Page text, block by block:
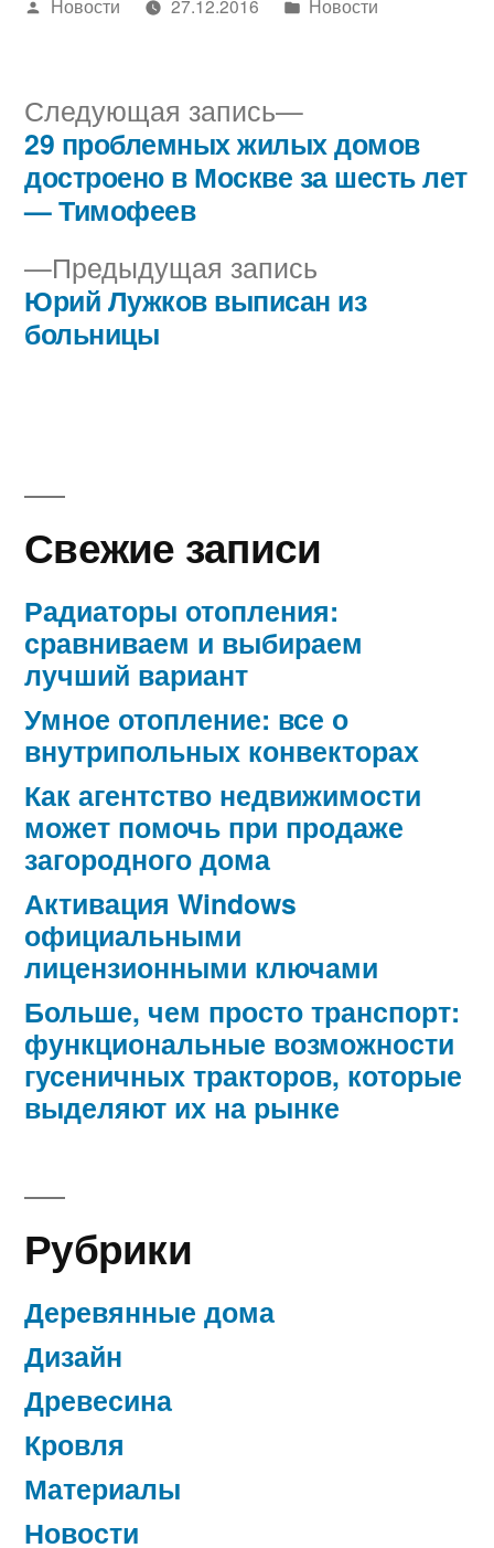
Новости 27.12.2016 Новости
Навигация
по
записям
Предыдущая запись
запись:
Юрий Лужков выписан из
больницы
Следующая запись
Следующая
запись:
29 проблемных жилых домов
достроено в Москве за шесть лет
— Тимофеев
Свежие записи
Радиаторы отопления:
сравниваем и выбираем
лучший вариант
Умное отопление: все о
внутрипольных конвекторах
Как агентство недвижимости
может помочь при продаже
загородного дома
Активация Windows
официальными
лицензионными ключами
Больше, чем просто транспорт:
функциональные возможности
гусеничных тракторов, которые
выделяют их на рынке
Рубрики
Деревянные дома
Дизайн
Древесина
Кровля
Материалы
Новости